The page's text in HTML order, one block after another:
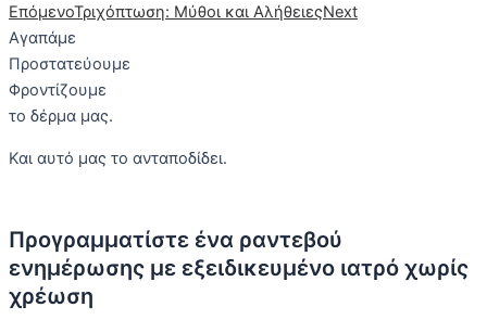
ΕπόμενοΤριχόπτωση: Μύθοι και ΑλήθειεςNext
Αγαπάμε
Προστατεύουμε
Φροντίζουμε
το δέρμα μας.
Και αυτό μας το ανταποδίδει.
Προγραμματίστε ένα ραντεβού
ενημέρωσης με εξειδικευμένο ιατρό χωρίς
χρέωση